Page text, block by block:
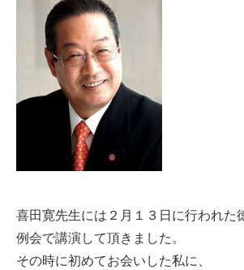
喜田寛先生には２月１３日に行われた
例会で講演して頂きました。
その時に初めてお会いした私に、